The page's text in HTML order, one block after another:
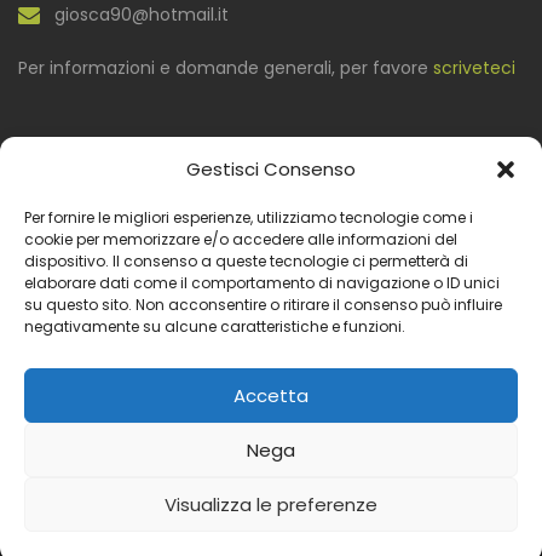
Gestisci Consenso
Per fornire le migliori esperienze, utilizziamo tecnologie come i
cookie per memorizzare e/o accedere alle informazioni del
dispositivo. Il consenso a queste tecnologie ci permetterà di
elaborare dati come il comportamento di navigazione o ID unici
su questo sito. Non acconsentire o ritirare il consenso può influire
negativamente su alcune caratteristiche e funzioni.
Accetta
Nega
Visualizza le preferenze
giosca90@hotmail.it
Per informazioni e domande generali, per favore scriveteci
Seguici su
Metodi di pagamento accettati
Copyright © 2024 Azienda Agricola Scaduto - Sito
Termini & Condizioni